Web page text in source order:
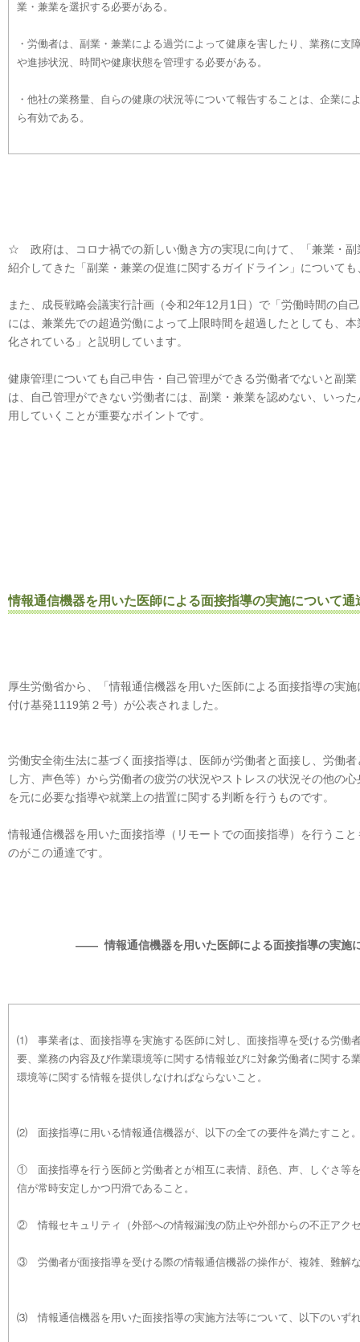
業・兼業を選択する必要がある。
・労働者は、副業・兼業による過労によって健康を害したり、業務に支
や進捗状況、時間や健康状態を管理する必要がある。
・他社の業務量、自らの健康の状況等について報告することは、企業に
ら有効である。
☆ 政府は、コロナ禍での新しい働き方の実現に向けて、「兼業・副
紹介してきた「副業・兼業の促進に関するガイドライン」について
また、成長戦略会議実行計画（令和2年12月1日）で「労働時間の自
には、兼業先での超過労働によって上限時間を超過したとしても、
化されている」と説明しています。
健康管理についても自己申告・自己管理ができる労働者でないと副
は、自己管理ができない労働者には、副業・兼業を認めない、いっ
用していくことが重要なポイントです。
情報通信機器を用いた医師による面接指導の実施について
厚生労働省から、「情報通信機器を用いた医師による面接指導の実
付け基発1119第２号）が公表されました。
労働安全衛生法に基づく面接指導は、医師が労働者と面接し、労働
し方、声色等）から労働者の疲労の状況やストレスの状況その他の
を元に必要な指導や就業上の措置に関する判断を行うものです。
情報通信機器を用いた面接指導（リモートでの面接指導）を行うこ
のがこの通達です。
―― 情報通信機器を用いた医師による面接指導の実
⑴ 事業者は、面接指導を実施する医師に対し、面接指導を受ける労働
要、業務の内容及び作業環境等に関する情報並びに対象労働者に関する
環境等に関する情報を提供しなければならないこと。
⑵ 面接指導に用いる情報通信機器が、以下の全ての要件を満たすこと
① 面接指導を行う医師と労働者とが相互に表情、顔色、声、しぐさ等
信が常時安定しかつ円滑であること。
② 情報セキュリティ（外部への情報漏洩の防止や外部からの不正アク
③ 労働者が面接指導を受ける際の情報通信機器の操作が、複雑、難解
⑶ 情報通信機器を用いた面接指導の実施方法等について、以下のいず